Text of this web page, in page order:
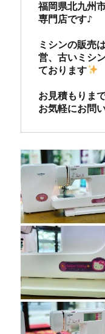
福岡県北九州
専門店です♪
ミシンの販売
営、古いミシ
ております
お見積もりま
お気軽にお問